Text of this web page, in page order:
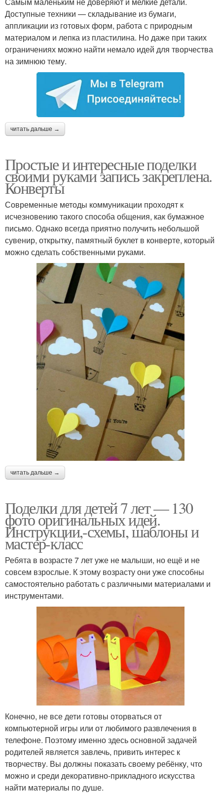
Доступные техники — складывание из бумаги,
аппликации из готовых форм, работа с природным
материалом и лепка из пластилина. Но даже при таких
ограничениях можно найти немало идей для творчества
на зимнюю тему.
читать дальше →
Простые и интересные поделки
своими руками запись закреплена.
Конверты
Современные методы коммуникации проходят к
исчезновению такого способа общения, как бумажное
письмо. Однако всегда приятно получить небольшой
сувенир, открытку, памятный буклет в конверте, который
можно сделать собственными руками.
читать дальше →
Поделки для детей 7 лет — 130
фото оригинальных идей.
Инструкции,-схемы, шаблоны и
мастер-класс
Ребята в возрасте 7 лет уже не малыши, но ещё и не
совсем взрослые. К этому возрасту они уже способны
самостоятельно работать с различными материалами и
инструментами.
Конечно, не все дети готовы оторваться от
компьютерной игры или от любимого развлечения в
телефоне. Поэтому именно здесь основной задачей
родителей является завлечь, привить интерес к
творчеству. Вы должны показать своему ребёнку, что
можно и среди декоративно-прикладного искусства
найти материалы по душе.